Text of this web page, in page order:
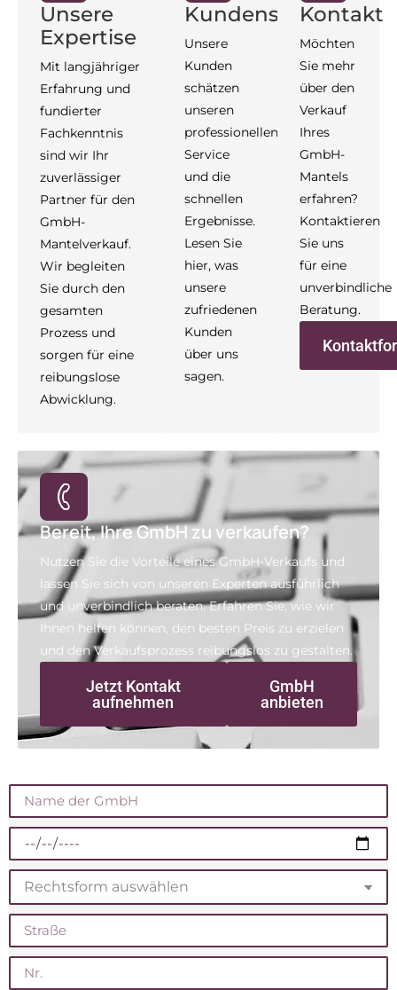
Unsere
Expertise
Mit langjähriger
Erfahrung und
fundierter
Fachkenntnis
sind wir Ihr
zuverlässiger
Partner für den
GmbH-
Mantelverkauf.
Wir begleiten
Sie durch den
gesamten
Prozess und
sorgen für eine
reibungslose
Abwicklung.
Kundenstimmen
Unsere
Kunden
schätzen
unseren
professionellen
Service
und die
schnellen
Ergebnisse.
Lesen Sie
hier, was
unsere
zufriedenen
Kunden
über uns
sagen.
Kontakt
Möchten
Sie mehr
über den
Verkauf
Ihres
GmbH-
Mantels
erfahren?
Kontaktieren
Sie uns
für eine
unverbindliche
Beratung.
Bereit, Ihre GmbH zu verkaufen?
Nutzen Sie die Vorteile eines GmbH-Verkaufs und
lassen Sie sich von unseren Experten ausführlich
und unverbindlich beraten. Erfahren Sie, wie wir
Ihnen helfen können, den besten Preis zu erzielen
und den Verkaufsprozess reibungslos zu gestalten.
Jetzt Kontakt
aufnehmen
GmbH
anbieten